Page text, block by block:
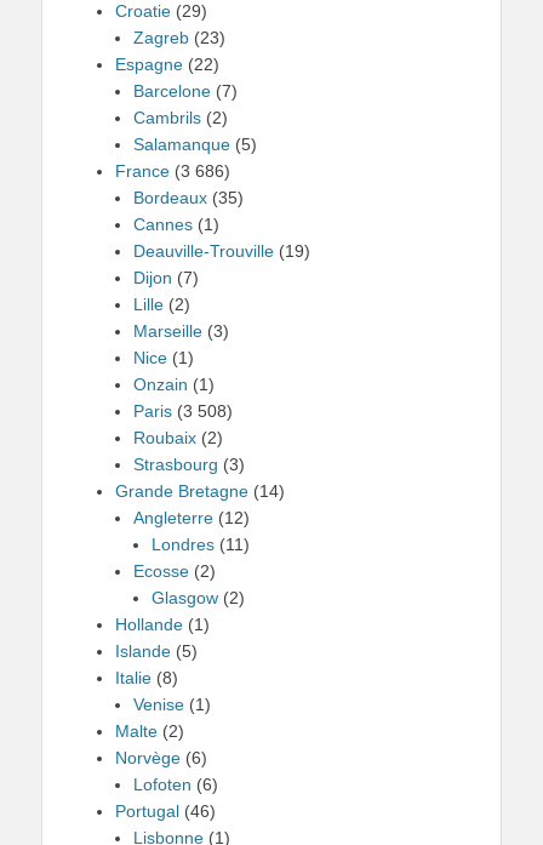
Croatie (29)
Zagreb (23)
Espagne (22)
Barcelone (7)
Cambrils (2)
Salamanque (5)
France (3 686)
Bordeaux (35)
Cannes (1)
Deauville-Trouville (19)
Dijon (7)
Lille (2)
Marseille (3)
Nice (1)
Onzain (1)
Paris (3 508)
Roubaix (2)
Strasbourg (3)
Grande Bretagne (14)
Angleterre (12)
Londres (11)
Ecosse (2)
Glasgow (2)
Hollande (1)
Islande (5)
Italie (8)
Venise (1)
Malte (2)
Norvège (6)
Lofoten (6)
Portugal (46)
Lisbonne (1)